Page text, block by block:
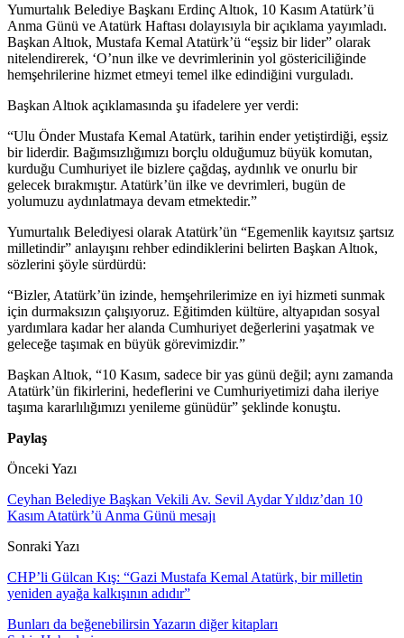
Yumurtalık Belediye Başkanı Erdinç Altıok, 10 Kasım Atatürk’ü
Anma Günü ve Atatürk Haftası dolayısıyla bir açıklama yayımladı.
Başkan Altıok, Mustafa Kemal Atatürk’ü “eşsiz bir lider” olarak
nitelendirerek, ‘O’nun ilke ve devrimlerinin yol göstericiliğinde
hemşehrilerine hizmet etmeyi temel ilke edindiğini vurguladı.
Başkan Altıok açıklamasında şu ifadelere yer verdi:
“Ulu Önder Mustafa Kemal Atatürk, tarihin ender yetiştirdiği, eşsiz
bir liderdir. Bağımsızlığımızı borçlu olduğumuz büyük komutan,
kurduğu Cumhuriyet ile bizlere çağdaş, aydınlık ve onurlu bir
gelecek bırakmıştır. Atatürk’ün ilke ve devrimleri, bugün de
yolumuzu aydınlatmaya devam etmektedir.”
Yumurtalık Belediyesi olarak Atatürk’ün “Egemenlik kayıtsız şartsız
milletindir” anlayışını rehber edindiklerini belirten Başkan Altıok,
sözlerini şöyle sürdürdü:
“Bizler, Atatürk’ün izinde, hemşehrilerimize en iyi hizmeti sunmak
için durmaksızın çalışıyoruz. Eğitimden kültüre, altyapıdan sosyal
yardımlara kadar her alanda Cumhuriyet değerlerini yaşatmak ve
geleceğe taşımak en büyük görevimizdir.”
Başkan Altıok, “10 Kasım, sadece bir yas günü değil; aynı zamanda
Atatürk’ün fikirlerini, hedeflerini ve Cumhuriyetimizi daha ileriye
taşıma kararlılığımızı yenileme günüdür” şeklinde konuştu.
Paylaş
Önceki Yazı
Ceyhan Belediye Başkan Vekili Av. Sevil Aydar Yıldız’dan 10
Kasım Atatürk’ü Anma Günü mesajı
Sonraki Yazı
CHP’li Gülcan Kış: “Gazi Mustafa Kemal Atatürk, bir milletin
yeniden ayağa kalkışının adıdır”
Bunları da beğenebilirsin Yazarın diğer kitapları